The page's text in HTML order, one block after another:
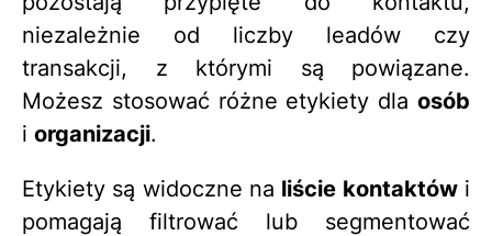
niezależnie od liczby leadów czy
transakcji, z którymi są powiązane.
Możesz stosować różne etykiety dla osób
i organizacji.
Etykiety są widoczne na liście kontaktówi
pomagają filtrować lub segmentować